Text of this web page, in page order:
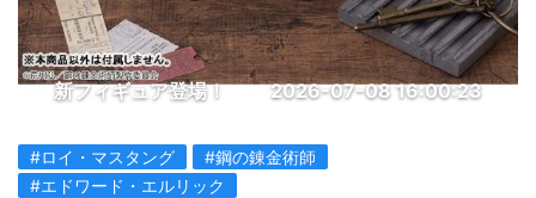
新フィギュア登場！ 2026-07-08 16:00:23
#ロイ・マスタング
#鋼の錬金術師
#エドワード・エルリック